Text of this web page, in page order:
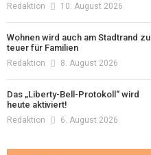
Redaktion 10. August 2026
Wohnen wird auch am Stadtrand zu
teuer für Familien
Redaktion 8. August 2026
Das „Liberty-Bell-Protokoll“ wird
heute aktiviert!
Redaktion 6. August 2026